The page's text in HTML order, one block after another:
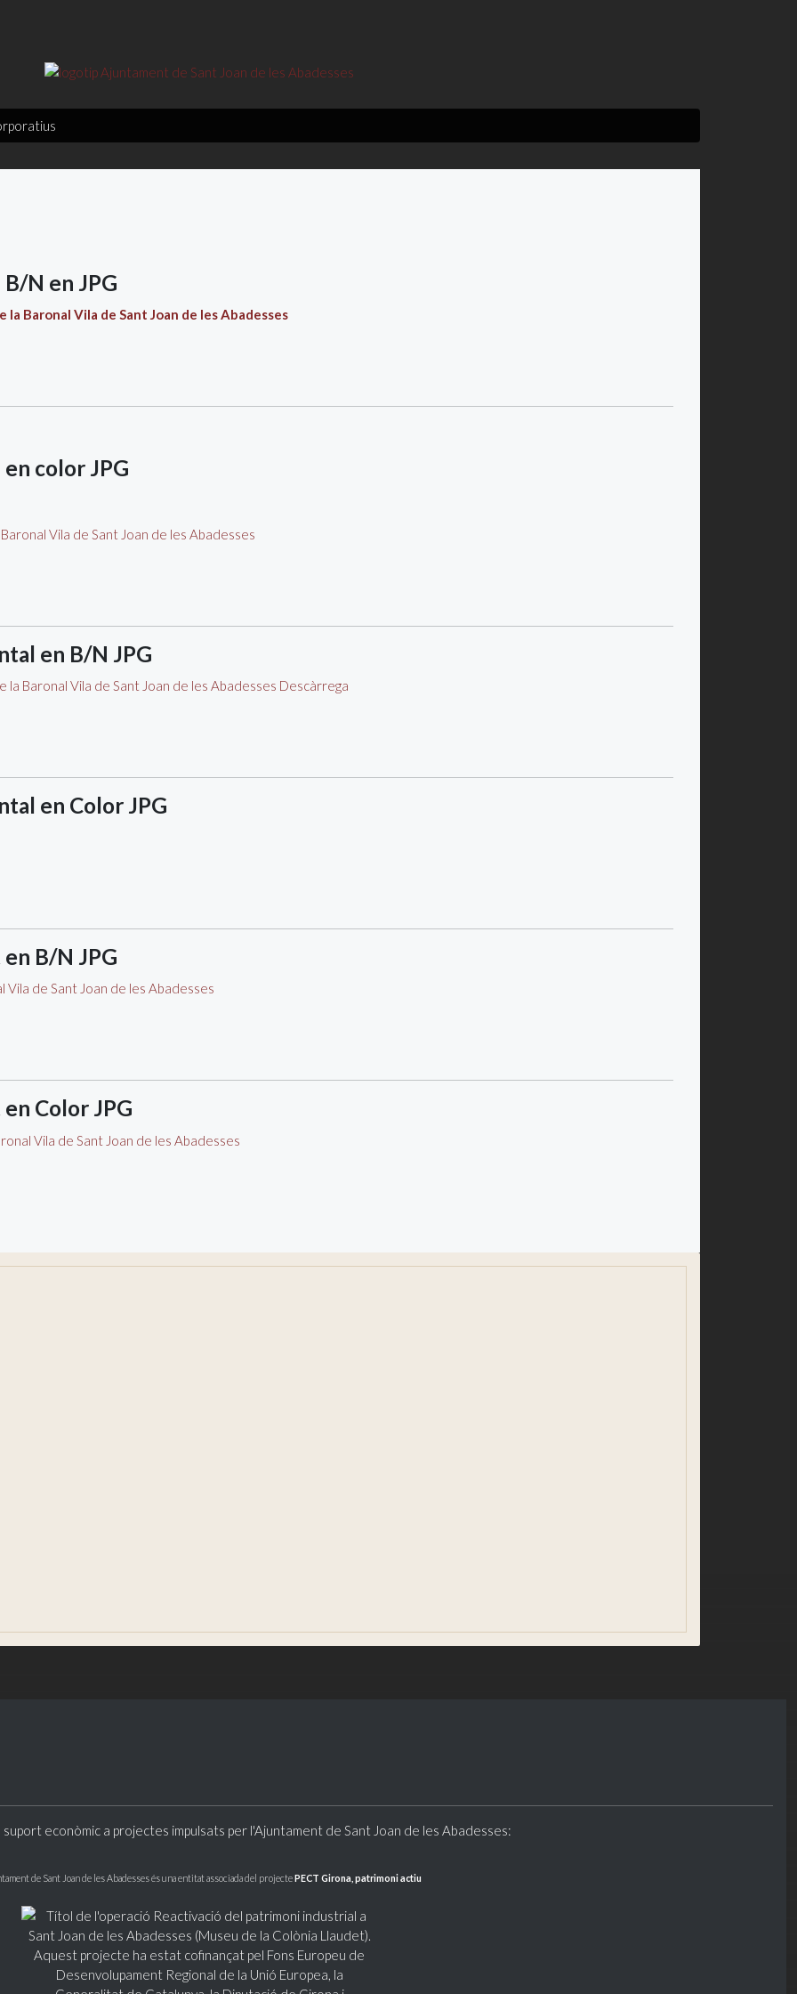
N en JPG
color JPG
en B/N JPG
en Color JPG
B/N JPG
Color JPG
econòmic a projectes impulsats per l'Ajuntament de Sant Joan de les Abadesses:
de Sant Joan de les Abadesses és una entitat associada del projectePECT Girona, patrimoni actiu